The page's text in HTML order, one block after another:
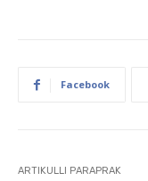
Facebook
ARTIKULLI PARAPRAK